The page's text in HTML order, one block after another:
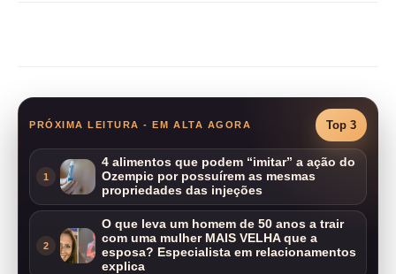
PRÓXIMA LEITURA - EM ALTA AGORA Top 3
1
4 alimentos que podem “imitar” a ação do
Ozempic por possuírem as mesmas
propriedades das injeções
2
O que leva um homem de 50 anos a trair
com uma mulher MAIS VELHA que a
esposa? Especialista em relacionamentos
explica